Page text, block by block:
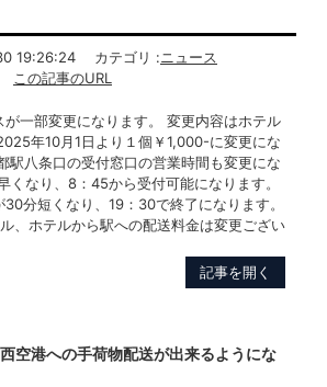
19:26:24 カテゴリ :ニュース
この記事のURL
一部変更になります。 変更内容はホテル
年10月1日より１個￥1,000-に変更にな
駅八条口の受付窓口の営業時間も変更にな
くなり、8：45から受付可能になります。
分短くなり、19：30で終了になります。
、ホテルから駅への配送料金は変更ござい
記事を開く
空港への手荷物配送が出来るようにな